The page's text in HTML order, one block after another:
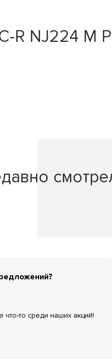
R NJ224 M
то среди наших акций!